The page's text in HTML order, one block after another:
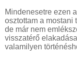
Mindenesetre ezen
osztottam a mostani
de már nem
visszatérő
valamilyen